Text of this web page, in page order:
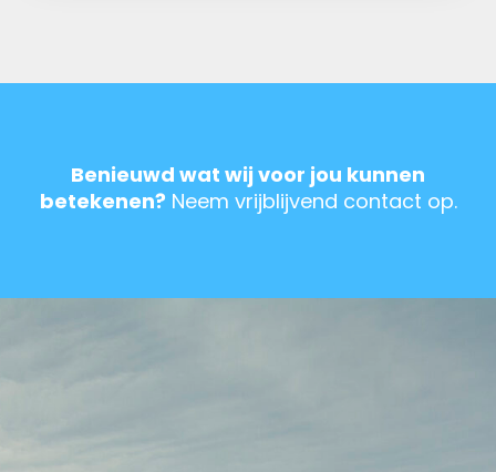
Benieuwd wat wij voor jou kunnen
betekenen? Neem vrijblijvend contact op.